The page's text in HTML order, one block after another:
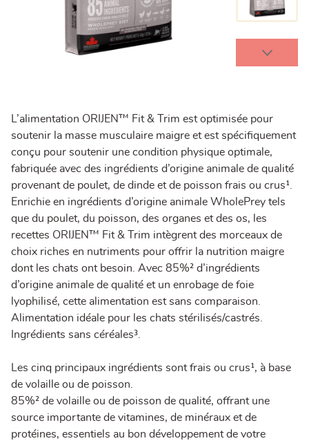
L’alimentation ORIJEN™ Fit & Trim est optimisée pour
soutenir la masse musculaire maigre et est spécifiquement
conçu pour soutenir une condition physique optimale,
fabriquée avec des ingrédients d’origine animale de qualité
provenant de poulet, de dinde et de poisson frais ou crus¹.
Enrichie en ingrédients d’origine animale WholePrey tels
que du poulet, du poisson, des organes et des os, les
recettes ORIJEN™ Fit & Trim intègrent des morceaux de
choix riches en nutriments pour offrir la nutrition maigre
dont les chats ont besoin. Avec 85%² d’ingrédients
d’origine animale de qualité et un enrobage de foie
lyophilisé, cette alimentation est sans comparaison.
Alimentation idéale pour les chats stérilisés/castrés.
Ingrédients sans céréales³.
Les cinq principaux ingrédients sont frais ou crus¹, à base
de volaille ou de poisson.
85%² de volaille ou de poisson de qualité, offrant une
source importante de vitamines, de minéraux et de
protéines, essentiels au bon développement de votre